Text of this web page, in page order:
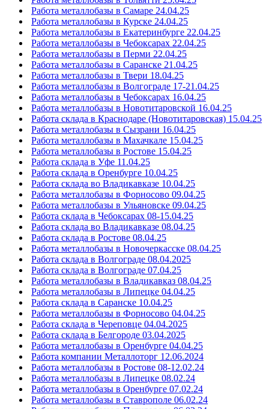
Работа металлобазы в Самаре 24.04.25
Работа металлобазы в Курске 24.04.25
Работа металлобазы в Екатеринбурге 22.04.25
Работа металлобазы в Чебоксарах 22.04.25
Работа металлобазы в Перми 22.04.25
Работа металлобазы в Саранске 21.04.25
Работа металлобазы в Твери 18.04.25
Работа металлобазы в Волгограде 17-21.04.25
Работа металлобазы в Чебоксарах 16.04.25
Работа металлобазы в Новотитаровской 16.04.25
Работа склада в Краснодаре (Новотитаровская) 15.04.25
Работа металлобазы в Сызрани 16.04.25
Работа металлобазы в Махачкале 15.04.25
Работа металлобазы в Ростове 15.04.25
Работа склада в Уфе 11.04.25
Работа склада в Оренбурге 10.04.25
Работа склада во Владикавказе 10.04.25
Работа металлобазы в Форносово 09.04.25
Работа металлобазы в Ульяновске 09.04.25
Работа склада в Чебоксарах 08-15.04.25
Работа склада во Владикавказе 08.04.25
Работа склада в Ростове 08.04.25
Работа металлобазы в Новочеркасске 08.04.25
Работа склада в Волгограде 08.04.2025
Работа склада в Волгограде 07.04.25
Работа металлобазы в Владикавказ 08.04.25
Работа металлобазы в Липецке 04.04.25
Работа склада в Саранске 10.04.25
Работа металлобазы в Форносово 04.04.25
Работа склада в Череповце 04.04.2025
Работа склада в Белгороде 03.04.2025
Работа металлобазы в Оренбурге 04.04.25
Работа компании Металлоторг 12.06.2024
Работа металлобазы в Ростове 08-12.02.24
Работа металлобазы в Липецке 08.02.24
Работа металлобазы в Оренбурге 07.02.24
Работа металлобазы в Ставрополе 06.02.24